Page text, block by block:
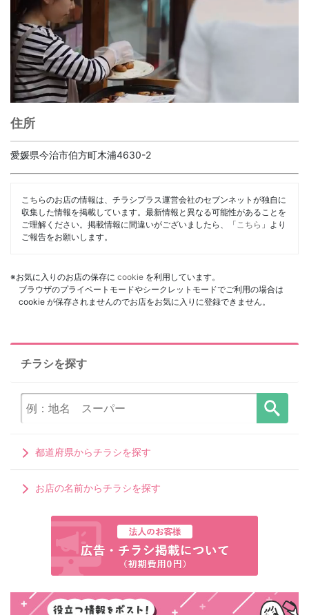
住所
愛媛県今治市伯方町木浦4630-2
こちらのお店の情報は、チラシプラス運営会社のセブンネットが独自に
収集した情報を掲載しています。最新情報と異なる可能性があることを
ご理解ください。掲載情報に間違いがございましたら、「 こちら 」より
ご報告をお願いします。
※お気に入りのお店の保存に cookie を利用しています。
ブラウザのプライベートモードやシークレットモードでご利用の場合は
cookie が保存されませんのでお店をお気に入りに登録できません。
チラシを探す
都道府県からチラシを探す
お店の名前からチラシを探す